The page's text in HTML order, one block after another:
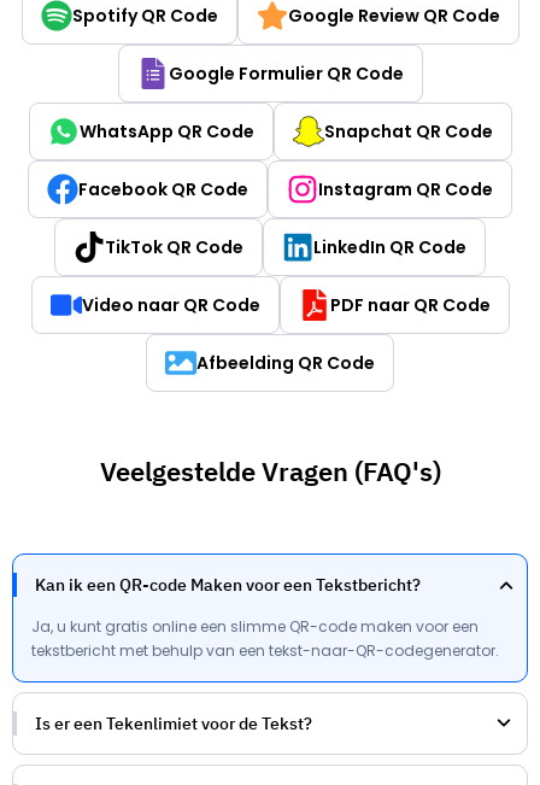
Spotify QR Code Google Review QR Code
Google Formulier QR Code
WhatsApp QR Code Snapchat QR Code
Facebook QR Code Instagram QR Code
TikTok QR Code LinkedIn QR Code
Video naar QR Code PDF naar QR Code
Afbeelding QR Code
Veelgestelde Vragen (FAQ's)
Kan ik een QR-code Maken voor een Tekstbericht?
Ja, u kunt gratis online een slimme QR-code maken voor een
tekstbericht met behulp van een tekst-naar-QR-codegenerator.
Is er een Tekenlimiet voor de Tekst?